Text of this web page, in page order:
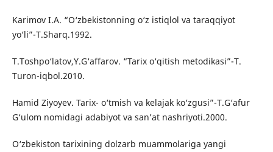
Karimov I.A. “O‘zbekistonning o‘z istiqlol va taraqqiyot
yo‘li”-T.Sharq.1992.
T.Toshpo‘latov,Y.G‘affarov. “Tarix o‘qitish metodikasi”-T.
Turon-iqbol.2010.
Hamid Ziyoyev. Tarix- o‘tmish va kelajak ko‘zgusi”-T.G‘afur
G‘ulom nomidagi adabiyot va san’at nashriyoti.2000.
O‘zbekiston tarixining dolzarb muammolariga yangi